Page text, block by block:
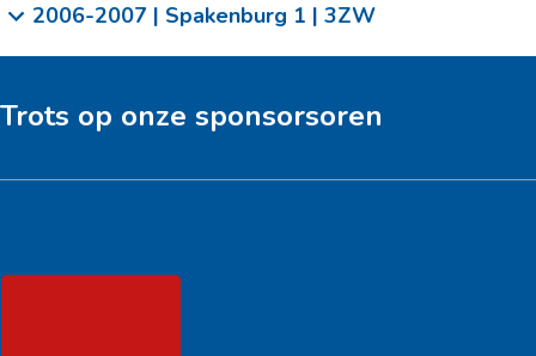
2006-2007 | Spakenburg 1 | 3ZW
Trots op onze sponsorsoren